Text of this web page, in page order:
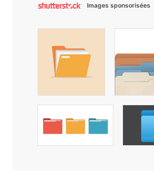
Images sponsorisées